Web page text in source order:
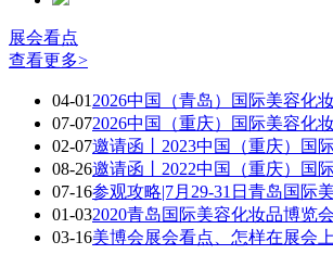
展会看点
查看更多>
04-012026中国（青岛）国际美容化
07-072026中国（重庆）国际美容化
02-07邀请函丨2023中国（重庆）国
08-26邀请函丨2022中国（重庆）国
07-16参观攻略|7月29-31日青岛国际
01-032020青岛国际美容化妆品博览
03-16美博会展会看点、怎样在展会